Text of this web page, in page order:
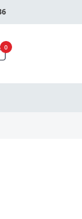
Warenkorb
0Artikel